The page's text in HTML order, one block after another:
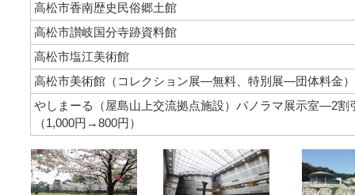
高松市香南歴史民俗郷土館
高松市讃岐国分寺跡資料館
高松市塩江美術館
高松市美術館（コレクション展―無料、特別展―団体料金）
やしまーる（屋島山上交流拠点施設）パノラマ展示室―2割
（1,000円→800円）